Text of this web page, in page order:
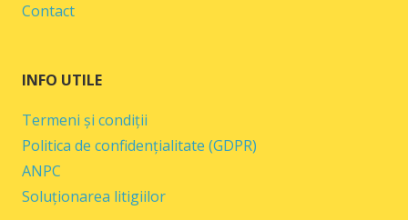
Contact
INFO UTILE
Termeni și condiții
Politica de confidențialitate (GDPR)
ANPC
Soluționarea litigiilor